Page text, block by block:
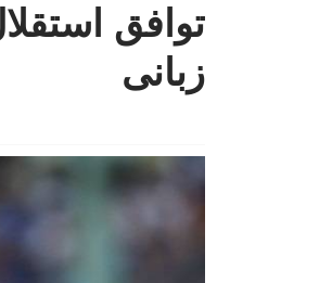
توافق
زبانی